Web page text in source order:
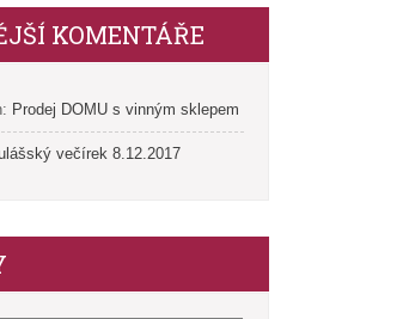
KOMENTÁŘE
: Prodej DOMU s vinným sklepem
večírek 8.12.2017